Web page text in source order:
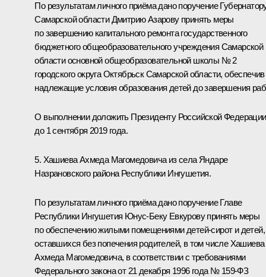
По результатам личного приёма дано поручение
Самарской области Дмитрию Азарову принять меры
по завершению капитального ремонта государственного
бюджетного общеобразовательного учреждения Самарской
области основной общеобразовательной школы № 2
городского округа Октябрьск Самарской области, обеспечив
надлежащие условия образования детей до завершения
О выполнении доложить Президенту Российской Федерации
до 1 сентября 2019 года.
5. Хашиева Ахмеда Магомедовича из села Яндаре
Назрановского района Республики Ингушетия.
По результатам личного приёма дано поручение Главе
Республики Ингушетия Юнус-Беку Евкурову принять меры
по обеспечению жилыми помещениями детей-сирот и детей,
оставшихся без попечения родителей, в том числе Хашиева
Ахмеда Магомедовича, в соответствии с требованиями
Федерального закона от 21 декабря 1996 года № 159-ФЗ